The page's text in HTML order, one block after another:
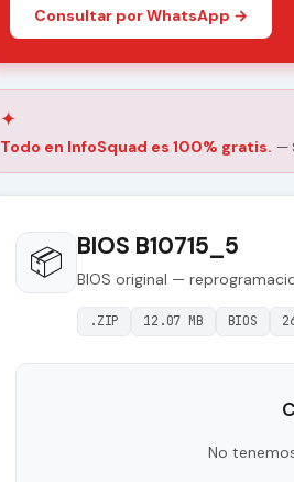
Consultar por WhatsApp →
✦
Todo en InfoSquad es 100% gratis. —
📦 BIOS B10715_5
BIOS original —
.ZIP 12.07 MB BIOS
No